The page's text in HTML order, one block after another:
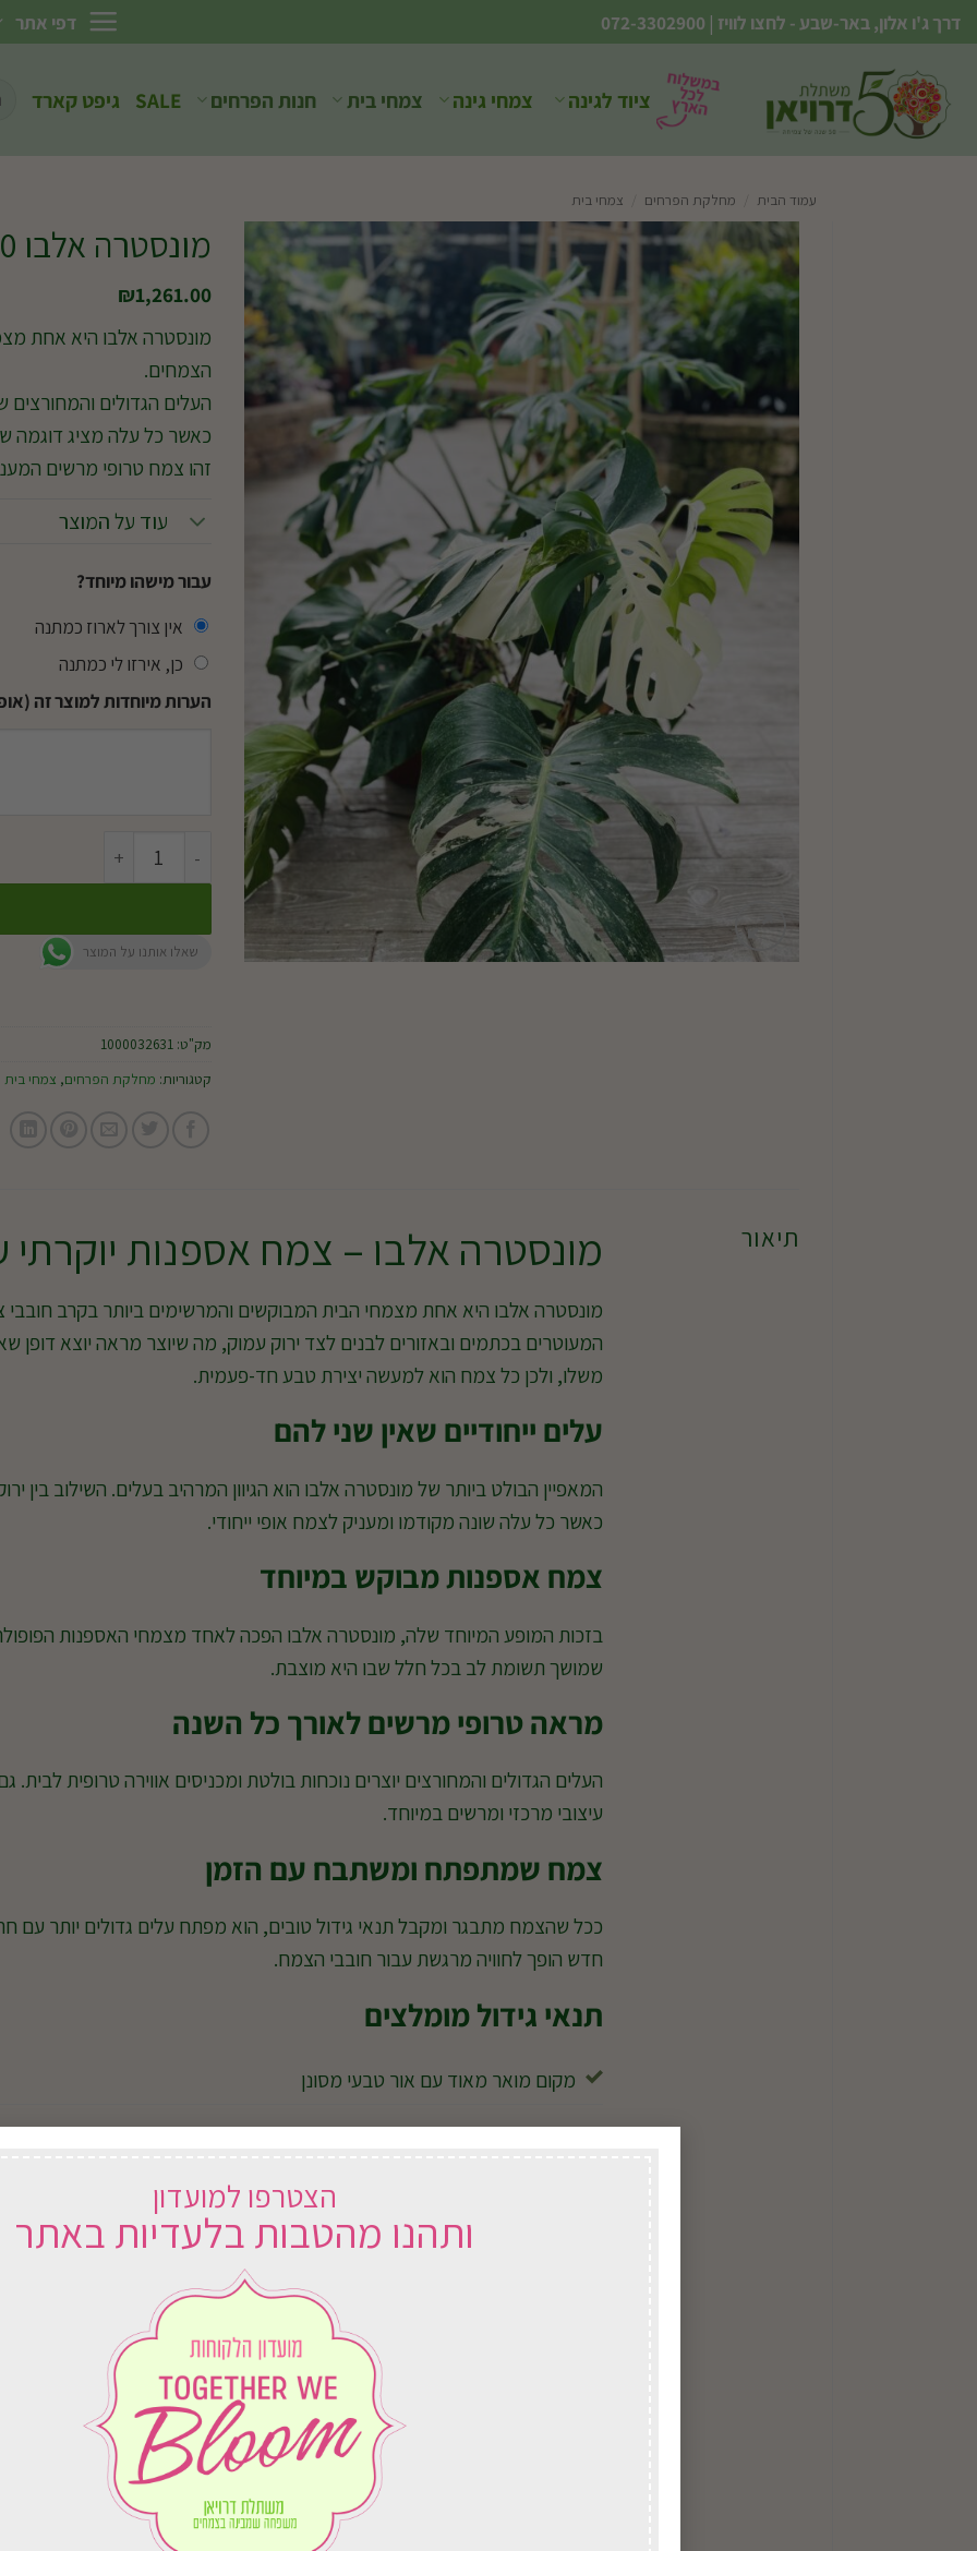
הצטרפו למועדון
ותהנו מהטבות בלעדיות באתר
Skip
to
content
דרך ג'ו אלון, באר-שבע - לחצו לוויז |
072-3302900 דפי אתר
ציוד לגינה צמחי גינה צמחי בית חנות הפרחים SALE גיפט קארד
עמוד הבית מחלקת הפרחים צמחי בית
מונסטרה אלבו 10 ליטר
₪1,261.00
מונסטרה אלבו היא אחת
הצמחים.
העלים הגדולים והמחורצים
כאשר כל עלה מציג דוגמה
זהו צמח טרופי מרשים
עוד על המוצר
עבור מישהו מיוחד?
אין צורך לארוז כמתנה
כן, אירזו לי כמתנה
הערות מיוחדות למוצר זה
כמות של מונסטרה אלבו 10 ליטר
שאלו אותנו על המוצר
מק"ט:1000032631
קטגוריות: מחלקת הפרחים, צמחי בית
תיאור מונסטרה אלבו – צמח אספנות
מונסטרה אלבו היא אחת מצמחי הבית המבוקשים והמרשימים ביותר בקרב חובבי
המעוטרים בכתמים ובאזורים לבנים לצד ירוק עמוק, מה שיוצר מראה יוצא דופן
משלו, ולכן כל צמח הוא למעשה יצירת טבע חד-פעמית.
עלים ייחודיים שאין שני להם
המאפיין הבולט ביותר של מונסטרה אלבו הוא הגיוון המרהיב בעלים. השילוב בין
כאשר כל עלה שונה מקודמו ומעניק לצמח אופי ייחודי.
צמח אספנות מבוקש במיוחד
בזכות המופע המיוחד שלה, מונסטרה אלבו הפכה לאחד מצמחי האספנות
שמושך תשומת לב בכל חלל שבו היא מוצבת.
מראה טרופי מרשים לאורך כל השנה
העלים הגדולים והמחורצים יוצרים נוכחות בולטת ומכניסים אווירה טרופית
עיצובי מרכזי ומרשים במיוחד.
צמח שמתפתח ומשתבח עם הזמן
ככל שהצמח מתבגר ומקבל תנאי גידול טובים, הוא מפתח עלים גדולים יותר עם
חדש הופך לחוויה מרגשת עבור חובבי הצמח.
תנאי גידול מומלצים
מקום מואר מאוד עם אור טבעי מסונן
להימנע משמש ישירה חזקה לאורך זמן
השקיה מתונה כאשר השכבה העליונה של המצע מתייבשת
אוהבת לחות סביבתית בינונית עד גבוהה
מומלץ לגדל לצד מוט תמיכה או מוט טחב
אינה מתאימה לבעלי חיים – רעילה לכלבים ולחתולים במקרה של אכילת